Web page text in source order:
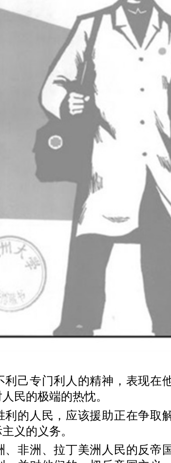
己专门利人的精神，表现在
民的极端的热忱。
的人民，应该援助正在争取
义的义务。
非洲、拉丁美洲人民的反帝